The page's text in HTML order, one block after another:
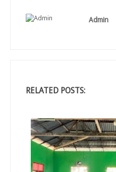
Admin
RELATED POSTS: